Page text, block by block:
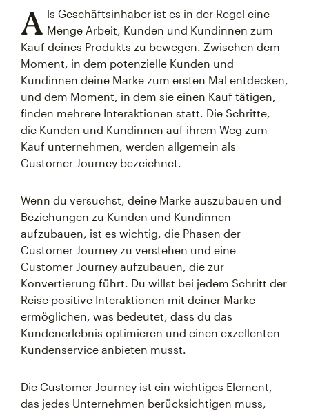
A ls Geschäftsinhaber ist es in der Regel eine
Menge Arbeit, Kunden und Kundinnen zum
Kauf deines Produkts zu bewegen. Zwischen dem
Moment, in dem potenzielle Kunden und
Kundinnen deine Marke zum ersten Mal entdecken,
und dem Moment, in dem sie einen Kauf tätigen,
finden mehrere Interaktionen statt. Die Schritte,
die Kunden und Kundinnen auf ihrem Weg zum
Kauf unternehmen, werden allgemein als
Customer Journey bezeichnet.
Wenn du versuchst, deine Marke auszubauen und
Beziehungen zu Kunden und Kundinnen
aufzubauen, ist es wichtig, die Phasen der
Customer Journey zu verstehen und eine
Customer Journey aufzubauen, die zur
Konvertierung führt. Du willst bei jedem Schritt der
Reise positive Interaktionen mit deiner Marke
ermöglichen, was bedeutet, dass du das
Kundenerlebnis optimieren und einen exzellenten
Kundenservice anbieten musst.
Die Customer Journey ist ein wichtiges Element,
das jedes Unternehmen berücksichtigen muss,